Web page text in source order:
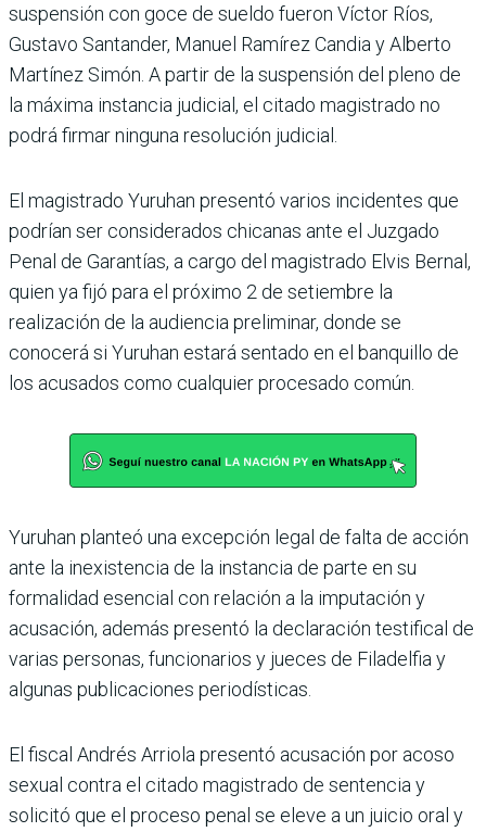
suspensión con goce de sueldo fueron Víctor Ríos,
Gustavo Santan­der, Manuel Ramírez Candia y Alberto
Martínez Simón. A partir de la suspensión del pleno de
la máxima instancia judicial, el citado magistrado no
podrá firmar ninguna reso­lución judicial.
El magistrado Yuruhan pre­sentó varios incidentes que
podrían ser considerados chi­canas ante el Juzgado
Penal de Garantías, a cargo del magis­trado Elvis Bernal,
quien ya fijó para el próximo 2 de setiembre la
realización de la audiencia preliminar, donde se
conocerá si Yuruhan estará sentado en el banquillo de
los acusados como cualquier procesado común.
Yuruhan planteó una excepción legal de falta de acción
ante la inexistencia de la instancia de parte en su
formalidad esen­cial con relación a la imputa­ción y
acusación, además pre­sentó la declaración testifical de
varias personas, funciona­rios y jueces de Filadelfia y
algu­nas publicaciones periodísticas.
El fiscal Andrés Arriola pre­sentó acusación por acoso
sexual contra el citado magis­trado de sentencia y
solicitó que el proceso penal se eleve a un juicio oral y